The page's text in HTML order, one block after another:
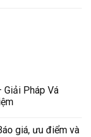
Giải Pháp Vá
giá, ưu điểm và